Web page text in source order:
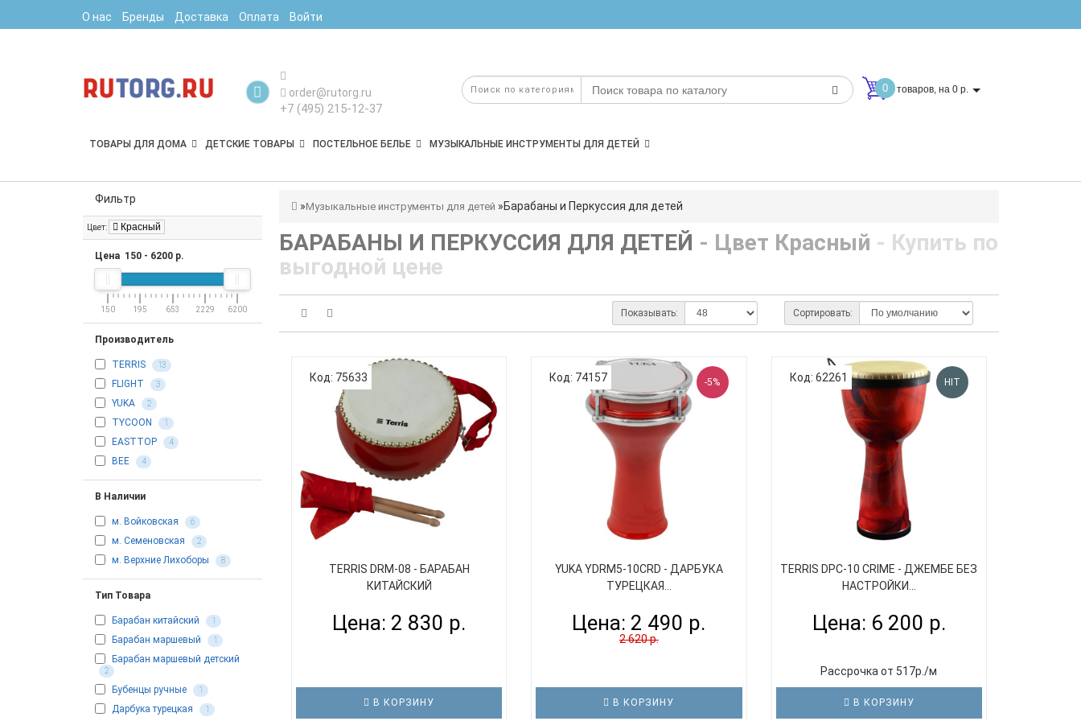
О нас Бренды Доставка Оплата Войти
order@rutorg.ru
+7 (495) 215-12-37
0 товаров, на 0 р.
ТОВАРЫ ДЛЯ ДОМА ДЕТСКИЕ ТОВАРЫ ПОСТЕЛЬНОЕ БЕЛЬЕ МУЗЫКАЛЬНЫЕ ИНСТРУМЕНТЫ ДЛЯ ДЕТЕЙ
Фильтр
Цвет: Красный
Цена 150 - 6200 р.
150 195 653 2229 6200
Производитель
TERRIS 13
FLIGHT 3
YUKA 2
TYCOON 1
EASTTOP 4
BEE 4
В Наличии
м. Войковская 6
м. Семеновская 2
м. Верхние Лихоборы 8
Тип Товара
Барабан китайский 1
Барабан маршевый 1
Барабан маршевый детский
2
Бубенцы ручные 1
Дарбука турецкая 1
Музыкальные инструменты для детей Барабаны и Перкуссия для детей
БАРАБАНЫ И ПЕРКУССИЯ ДЛЯ ДЕТЕЙ - Цвет Красный - Купить по
выгодной цене
Сортировать:
Показывать:
Код: 75633
TERRIS DRM-08 - БАРАБАН
КИТАЙСКИЙ
Цена: 2 830 р.
В КОРЗИНУ
Код: 74157 -5%
YUKA YDRM5-10CRD - ДАРБУКА
ТУРЕЦКАЯ...
Цена: 2 490 р.
2 620 р.
В КОРЗИНУ
Код: 62261 HIT
TERRIS DPC-10 CRIME - ДЖЕМБЕ БЕЗ
НАСТРОЙКИ...
Цена: 6 200 р.
Рассрочка от 517р./м
В КОРЗИНУ